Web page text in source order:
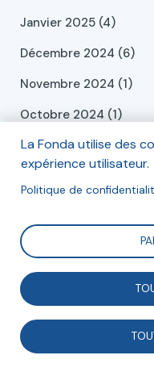
Janvier 2025 (4)
Décembre 2024 (6)
Novembre 2024 (1)
Octobre 2024 (1)
Septembre 2024 (2)
Mai 2024 (2)
Avril 2024 (3)
Mars 2024 (1)
Février 2024 (1)
La Fonda utilise des
expérience utilisateur.
Politique de